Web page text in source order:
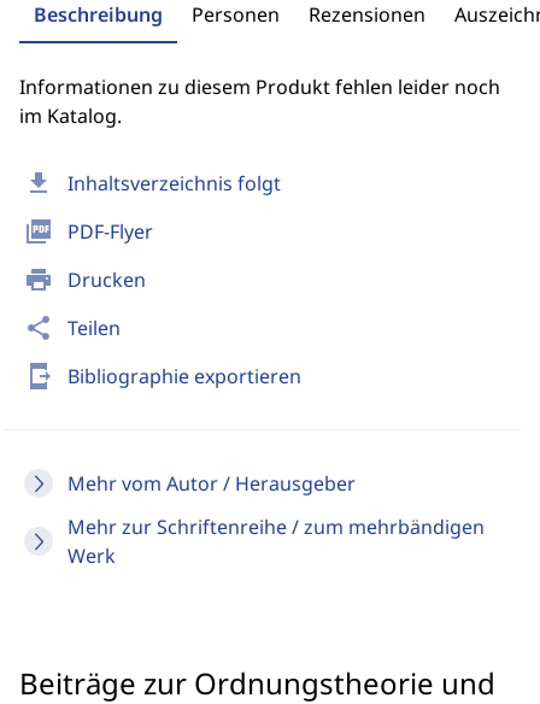
download Inhaltsverzeichnis folgt
picture_as_pdf PDF-Flyer
print Drucken
share Teilen
send_to_mobile Bibliographie exportieren
Mehr vom Autor / Herausgeber
Mehr zur Schriftenreihe / zum mehrbändigen
Werk
Beschreibung Personen Rezensionen
Informationen zu diesem Produkt fehlen leider noch
im Katalog.
Beiträge zur Ordnungstheorie und